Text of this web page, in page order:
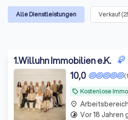
stellen Ihnen die besten
und bieten Ihnen den schnellen
Profitieren Sie von unseren
zu die besten Immobilienmaklern in
Alle Dienstleistungen Verkauf(
1.Willuhn Immobilien e.K.
local_offer Kostenlose
10,0
place
timelapse Vor 18 Jahren